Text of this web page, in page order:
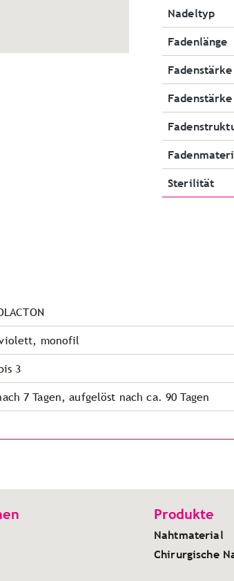
Nadeltyp
Fadenlänge
Fadenstärke
Fadenstärke
Sterilität
monofil
3
7 Tagen, aufgelöst nach ca. 90 Tagen
Produkte
Nahtmaterial
Chirurgische